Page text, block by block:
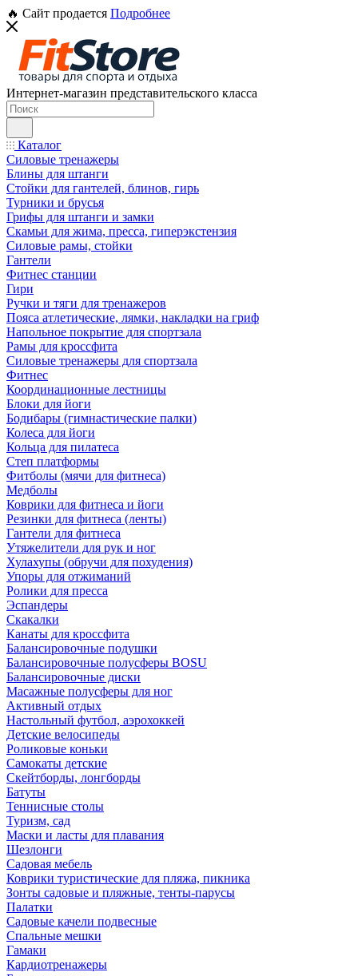
🔥 Сайт продается Подробнее
Интернет-магазин представительского класса
Каталог
Силовые тренажеры
Блины для штанги
Стойки для гантелей, блинов, гирь
Турники и брусья
Грифы для штанги и замки
Скамьи для жима, пресса, гиперэкстензия
Силовые рамы, стойки
Гантели
Фитнес станции
Гири
Ручки и тяги для тренажеров
Пояса атлетические, лямки, накладки на гриф
Напольное покрытие для спортзала
Рамы для кроссфита
Силовые тренажеры для спортзала
Фитнес
Координационные лестницы
Блоки для йоги
Бодибары (гимнастические палки)
Колеса для йоги
Кольца для пилатеса
Степ платформы
Фитболы (мячи для фитнеса)
Медболы
Коврики для фитнеса и йоги
Резинки для фитнеса (ленты)
Гантели для фитнеса
Утяжелители для рук и ног
Хулахупы (обручи для похудения)
Упоры для отжиманий
Ролики для пресса
Эспандеры
Скакалки
Канаты для кроссфита
Балансировочные подушки
Балансировочные полусферы BOSU
Балансировочные диски
Масажные полусферы для ног
Активный отдых
Настольный футбол, аэрохоккей
Детские велосипеды
Роликовые коньки
Самокаты детские
Скейтборды, лонгборды
Батуты
Теннисные столы
Туризм, сад
Маски и ласты для плавания
Шезлонги
Садовая мебель
Коврики туристические для пляжа, пикника
Зонты садовые и пляжные, тенты-парусы
Палатки
Садовые качели подвесные
Спальные мешки
Гамаки
Кардиотренажеры